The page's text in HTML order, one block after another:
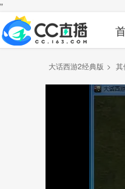
"
大话西游2经典版 > 其